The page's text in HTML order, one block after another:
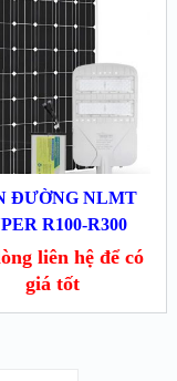
ĐƯỜNG NLMT
R100-R300
liên hệ để có
giá tốt